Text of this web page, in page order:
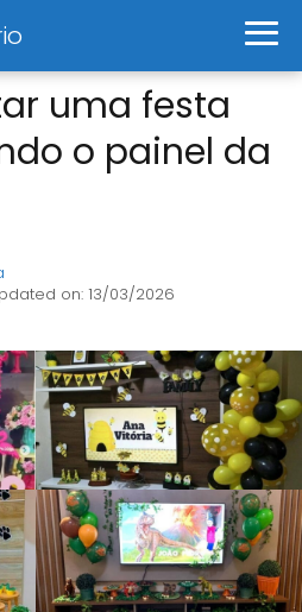
uma festa
o painel da
on: 13/03/2026